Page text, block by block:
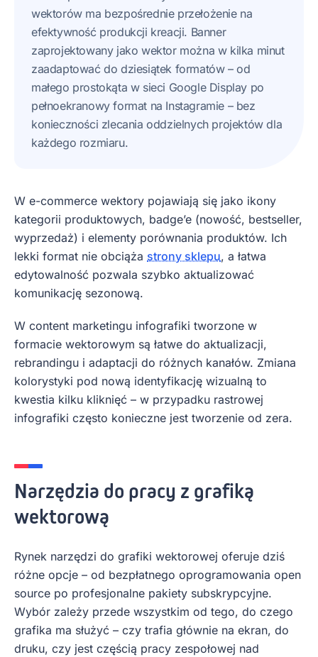
wektorów ma bezpośrednie przełożenie na
efektywność produkcji kreacji. Banner
zaprojektowany jako wektor można w kilka minut
zaadaptować do dziesiątek formatów – od
małego prostokąta w sieci Google Display po
pełnoekranowy format na Instagramie – bez
konieczności zlecania oddzielnych projektów dla
każdego rozmiaru.
W e-commerce wektory pojawiają się jako ikony
kategorii produktowych, badge’e (nowość, bestseller,
wyprzedaż) i elementy porównania produktów. Ich
lekki format nie obciąża strony sklepu, a łatwa
edytowalność pozwala szybko aktualizować
komunikację sezonową.
W content marketingu infografiki tworzone w
formacie wektorowym są łatwe do aktualizacji,
rebrandingu i adaptacji do różnych kanałów. Zmiana
kolorystyki pod nową identyfikację wizualną to
kwestia kilku kliknięć – w przypadku rastrowej
infografiki często konieczne jest tworzenie od zera.
Narzędzia do pracy z grafiką
wektorową
Rynek narzędzi do grafiki wektorowej oferuje dziś
różne opcje – od bezpłatnego oprogramowania open
source po profesjonalne pakiety subskrypcyjne.
Wybór zależy przede wszystkim od tego, do czego
grafika ma służyć – czy trafia głównie na ekran, do
druku, czy jest częścią pracy zespołowej nad